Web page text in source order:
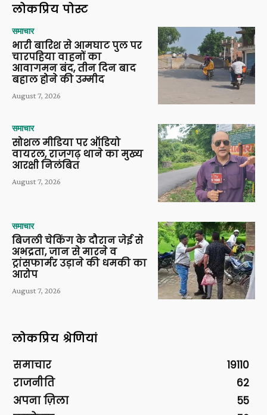
लोकप्रिय पोस्ट
समाचार
भारी बारिश से आमघाट पुल पर
चारपहिया वाहनों का
आवागमन बंद, तीन दिन बाद
बहाल होने की उम्मीद
August 7, 2026
समाचार
सोशल मीडिया पर ऑडियो
वायरल, राजगढ़ थाने का मुख्य
आरक्षी निलंबित
August 7, 2026
समाचार
बिजली चेकिंग के दौरान जेई से
अभद्रता, जान से मारने व
ट्रांसफार्मर उड़ाने की धमकी का
आरोप
August 7, 2026
लोकप्रिय श्रेणियां
समाचार
19110
राजनीति
62
अपना ज़िला
55